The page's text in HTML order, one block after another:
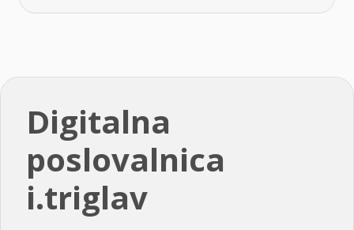
Digitalna
poslovalnica
i.triglav